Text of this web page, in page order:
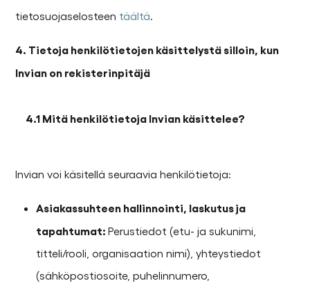
tietosuojaselosteen täältä.
4. Tietoja henkilötietojen käsittelystä silloin, kun
Invian on rekisterinpitäjä
4.1 Mitä henkilötietoja Invian käsittelee?
Invian voi käsitellä seuraavia henkilötietoja:
Asiakassuhteen hallinnointi, laskutus ja
tapahtumat:Perustiedot (etu- ja sukunimi,
titteli/rooli, organisaation nimi), yhteystiedot
(sähköpostiosoite, puhelinnumero,